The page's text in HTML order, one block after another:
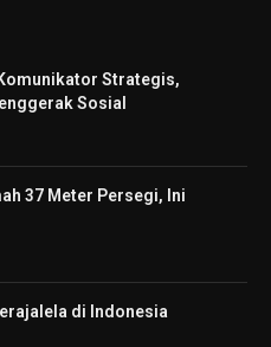
Strategis,
Sosial
37 Meter Persegi, Ini
di Indonesia